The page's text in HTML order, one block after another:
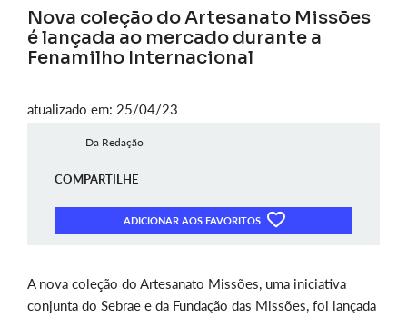
Nova coleção do Artesanato Missões
é lançada ao mercado durante a
Fenamilho Internacional
atualizado em: 25/04/23
Da Redação
COMPARTILHE
ADICIONAR AOS FAVORITOS
A nova coleção do Artesanato Missões, uma iniciativa
conjunta do Sebrae e da Fundação das Missões, foi lançada